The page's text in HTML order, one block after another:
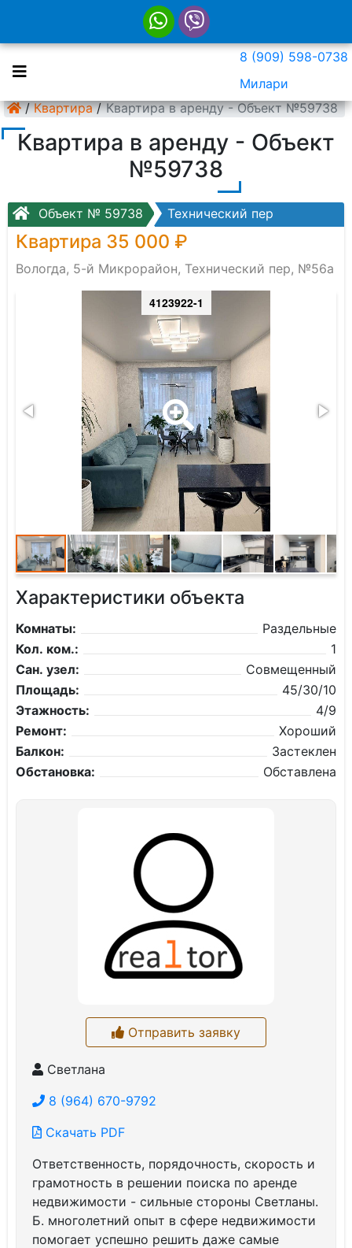
8 (909) 598-0738
Милари
/ Квартира / Квартира в аренду - Объект №59738
Квартира в аренду - Объект
№59738
Объект № 59738 Технический пер
Квартира 35 000 ₽
Вологда, 5-й Микрорайон, Технический пер, №56а
4123922-1
Характеристики объекта
Комнаты:
Раздельные
Кол. ком.:
1
Сан. узел:
Совмещенный
Площадь:
45/30/10
Этажность:
4/9
Ремонт:
Хороший
Балкон:
Застеклен
Обстановка:
Обставлена
Отправить заявку
Светлана
8 (964) 670-9792
Скачать PDF
Ответственность, порядочность, скорость и
грамотность в решении поиска по аренде
недвижимости - сильные стороны Светланы.
Б. многолетний опыт в сфере недвижимости
помогает успешно решить даже самые